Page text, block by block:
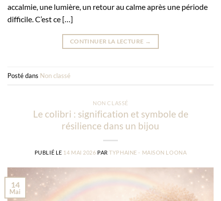
accalmie, une lumière, un retour au calme après une période
difficile. C’est ce […]
CONTINUER LA LECTURE →
Posté dans Non classé
NON CLASSÉ
Le colibri : signification et symbole de
résilience dans un bijou
PUBLIÉ LE 14 MAI 2026 PARTYPHAINE - MAISON LOONA
14
Mai